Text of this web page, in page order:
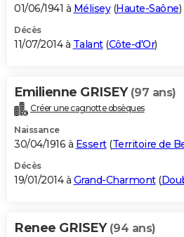
01/06/1941 à Mélisey(Haute-Saône)
Décès
11/07/2014 à Talant(Côte-d'Or)
Emilienne GRISEY (97 ans)
Créer une cagnotte obsèques
Naissance
30/04/1916 à Essert(Territoire de
Décès
19/01/2014 à Grand-Charmont(
Renee GRISEY (94 ans)